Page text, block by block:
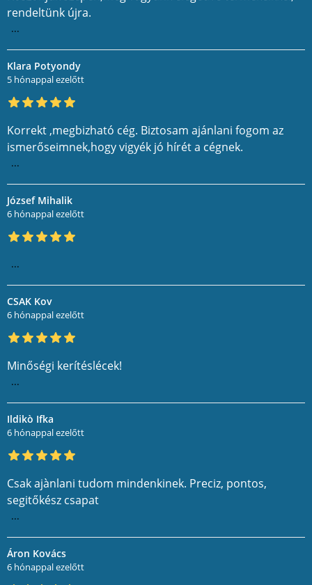
rendeltünk újra.
...
Klara Potyondy
5 hónappal ezelőtt
Korrekt ,megbizható cég. Biztosam ajánlani fogom az
ismerőseimnek,hogy vigyék jó hírét a cégnek.
...
József Mihalik
6 hónappal ezelőtt
...
CSAK Kov
6 hónappal ezelőtt
Minőségi kerítéslécek!
...
Ildikò Ifka
6 hónappal ezelőtt
Csak ajànlani tudom mindenkinek. Preciz, pontos,
segitőkész csapat
...
Áron Kovács
6 hónappal ezelőtt